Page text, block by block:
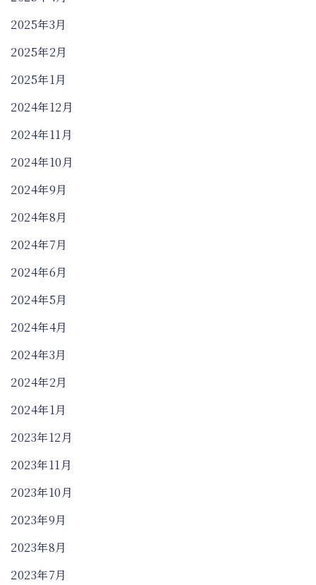
2025年3月
2025年2月
2025年1月
2024年12月
2024年11月
2024年10月
2024年9月
2024年8月
2024年7月
2024年6月
2024年5月
2024年4月
2024年3月
2024年2月
2024年1月
2023年12月
2023年11月
2023年10月
2023年9月
2023年8月
2023年7月